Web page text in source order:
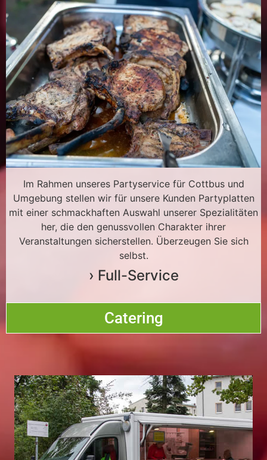
Im Rahmen unseres Partyservice für Cottbus und
Umgebung stellen wir für unsere Kunden Partyplatten
mit einer schmackhaften Auswahl unserer Spezialitäten
her, die den genussvollen Charakter ihrer
Veranstaltungen sicherstellen. Überzeugen Sie sich
selbst.
› Full-Service
Catering